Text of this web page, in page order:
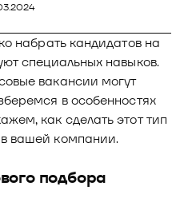
в налоговый
набрать кандидатов на
специальных навыков.
вакансии могут
в особенностях
как сделать этот тип
вашей компании.
подбора